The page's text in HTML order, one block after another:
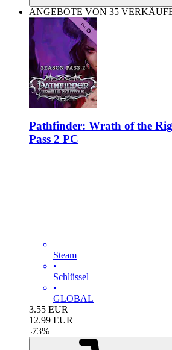
ANGEBOTE VON 35
Pathfinder: Wrath of the
Pass 2 PC
Steam
•
Schlüssel
•
GLOBAL
3.55 EUR
12.99 EUR
-73%